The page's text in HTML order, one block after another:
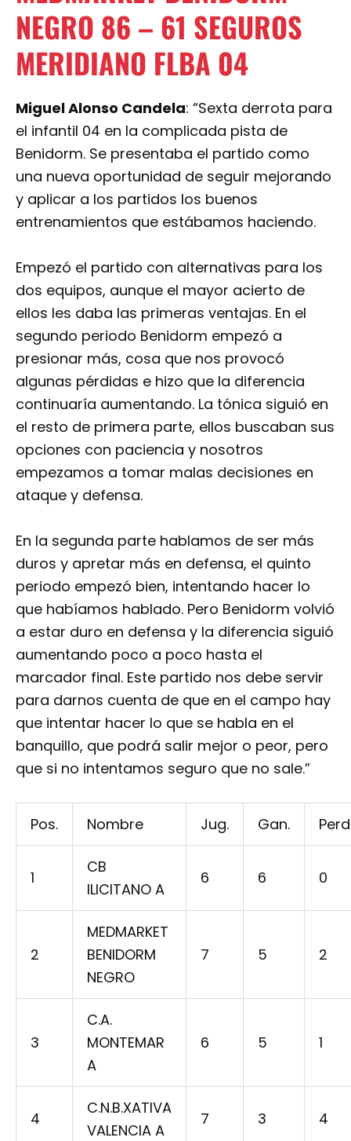
NEGRO 86 – 61 SEGUROS
MERIDIANO FLBA 04
Miguel Alonso Candela: “Sexta derrota para
el infantil 04 en la complicada pista de
Benidorm. Se presentaba el partido como
una nueva oportunidad de seguir mejorando
y aplicar a los partidos los buenos
entrenamientos que estábamos haciendo.
Empezó el partido con alternativas para los
dos equipos, aunque el mayor acierto de
ellos les daba las primeras ventajas. En el
segundo periodo Benidorm empezó a
presionar más, cosa que nos provocó
algunas pérdidas e hizo que la diferencia
continuaría aumentando. La tónica siguió en
el resto de primera parte, ellos buscaban sus
opciones con paciencia y nosotros
empezamos a tomar malas decisiones en
ataque y defensa.
En la segunda parte hablamos de ser más
duros y apretar más en defensa, el quinto
periodo empezó bien, intentando hacer lo
que habíamos hablado. Pero Benidorm volvió
a estar duro en defensa y la diferencia siguió
aumentando poco a poco hasta el
marcador final. Este partido nos debe servir
para darnos cuenta de que en el campo hay
que intentar hacer lo que se habla en el
banquillo, que podrá salir mejor o peor, pero
que si no intentamos seguro que no sale.”
Pos. Nombre Jug. Gan.
1
CB
ILICITANO A
6 6 0
2
MEDMARKET
BENIDORM
NEGRO
7 5 2
3
C.A.
MONTEMAR
A
6 5 1
4
C.N.B.XATIVA
VALENCIA A
7 3 4